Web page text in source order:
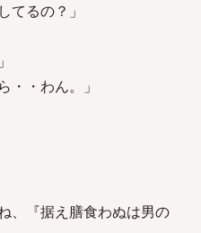
てるの？」
・・わん。」
、『据え膳食わぬは男の